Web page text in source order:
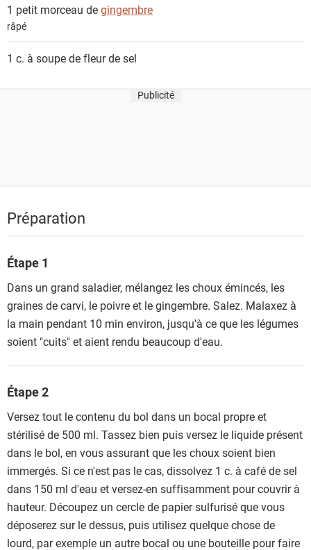
1 petit morceau degingembre
râpé
1 c. à soupe defleur de sel
Publicité
Préparation
Étape 1
Dans un grand saladier, mélangez les choux émincés, les
graines de carvi, le poivre et le gingembre. Salez. Malaxez à
la main pendant 10 min environ, jusqu'à ce que les légumes
soient "cuits" et aient rendu beaucoup d'eau.
Étape 2
Versez tout le contenu du bol dans un bocal propre et
stérilisé de 500 ml. Tassez bien puis versez le liquide présent
dans le bol, en vous assurant que les choux soient bien
immergés. Si ce n'est pas le cas, dissolvez 1 c. à café de sel
dans 150 ml d'eau et versez-en suffisamment pour couvrir à
hauteur. Découpez un cercle de papier sulfurisé que vous
déposerez sur le dessus, puis utilisez quelque chose de
lourd, par exemple un autre bocal ou une bouteille pour faire